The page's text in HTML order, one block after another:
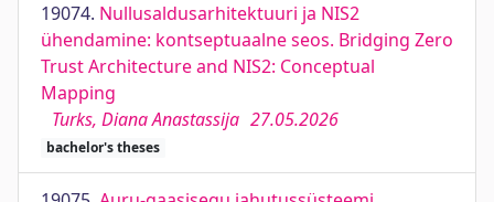
19074. Nullusaldusarhitektuuri ja NIS2
ühendamine: kontseptuaalne seos. Bridging Zero
Trust Architecture and NIS2: Conceptual
Mapping
Turks, Diana Anastassija 27.05.2026
bachelor's theses